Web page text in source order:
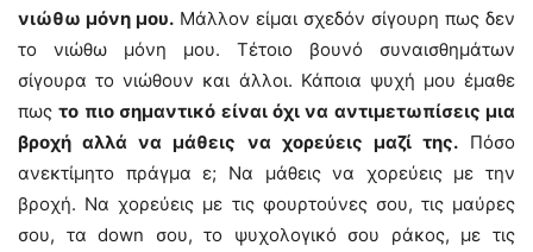
νιώθω μόνη μου. Μάλλον είμαι σχεδόν σίγουρη πως δεν
το νιώθω μόνη μου. Τέτοιο βουνό συναισθημάτων
σίγουρα το νιώθουν και άλλοι. Κάποια ψυχή μου έμαθε
πωςτο πιο σημαντικό είναι όχι να αντιμετωπίσεις μια
βροχή αλλά να μάθεις να χορεύεις μαζί της.Πόσο
ανεκτίμητο πράγμα ε; Να μάθεις να χορεύεις με την
βροχή. Να χορεύεις με τις φουρτούνες σου, τις μαύρες
σου, τα down σου, το ψυχολογικό σου ράκος, με τις